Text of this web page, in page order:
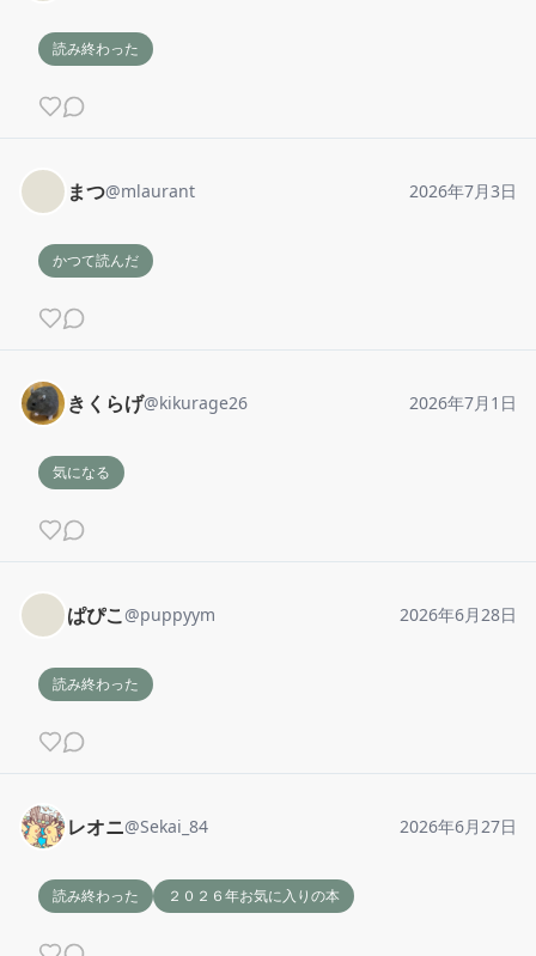
読み終わった
まつ@mlaurant 2026年7月3日
かつて読んだ
きくらげ@kikurage26 2026年7月1日
気になる
ぱぴこ@puppyym 2026年6月28日
読み終わった
レオニ@Sekai_84 2026年6月27日
読み終わった ２０２６年お気に入りの本